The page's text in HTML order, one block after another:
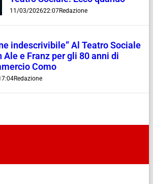
11/03/202622:07Redazione
indescrivibile” Al Teatro Sociale
Ale e Franz per gli 80 anni di
Como
Redazione